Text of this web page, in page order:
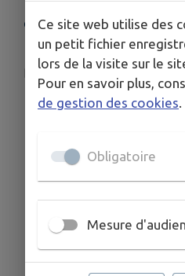
COORDONNÉES
3290 route de Cordon
garderie@cordon.fr
0450473890
Ce site web utilise des
un petit fichier
lors de la visite sur le
Pour en savoir plus,
de gestion des cookies
Obligatoire
Mesure